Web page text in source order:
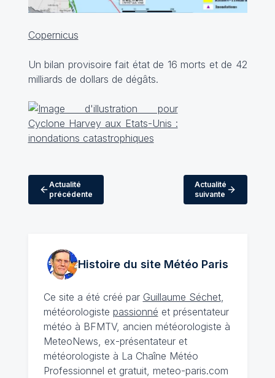
Copernicus
Un bilan provisoire fait état de 16 morts et de 42
milliards de dollars de dégâts.
Actualité
précédente
Actualité
suivante
Histoire du site MétéoParis
Ce site a été créé par Guillaume Séchet,
météorologiste passionné et présentateur
météo à BFMTV, ancien météorologiste à
MeteoNews, ex-présentateur et
météorologiste à La Chaîne Météo
Professionnel et gratuit, meteo-paris.com